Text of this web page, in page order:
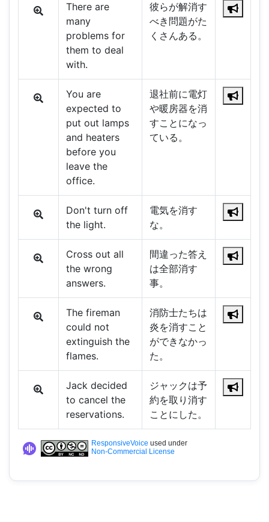
There are
many
problems for
them to deal
with.
彼らが解消す
べき問題がた
くさんある。
You are
expected to
put out lamps
and heaters
before you
leave the
office.
退社前に電灯
や暖房器を消
すことになっ
ている。
Don't turn off
the light.
電気を消す
な。
Cross out all
the wrong
answers.
間違った答え
は全部消す
事。
The fireman
could not
extinguish the
flames.
消防士たちは
炎を消すこと
ができなかっ
た。
Jack decided
to cancel the
reservations.
ジャックは予
約を取り消す
ことにした。
ResponsiveVoice used under
Non-Commercial License